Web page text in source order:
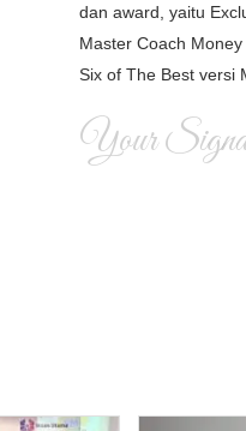
dan award, yaitu
Master Coach
Six of The Best versi
Your